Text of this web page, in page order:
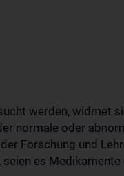
werden, widmet
normale oder
der Forschung und
es Medikamente